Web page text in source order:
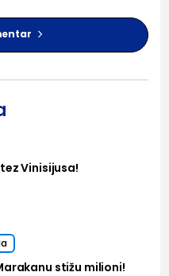
Vinisijusa!
stižu milioni!